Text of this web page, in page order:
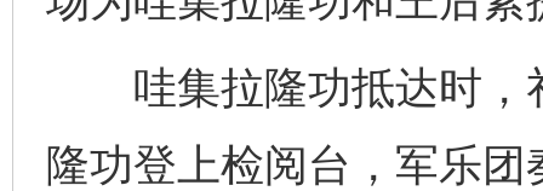
哇集拉隆功抵达时，
隆功登上检阅台，军乐